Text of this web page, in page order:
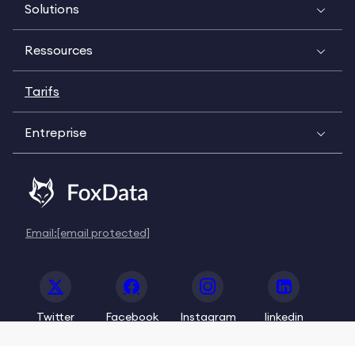
Solutions
Ressources
Tarifs
Entreprise
Email:[email protected]
Twitter Facebook Instagram linkedin